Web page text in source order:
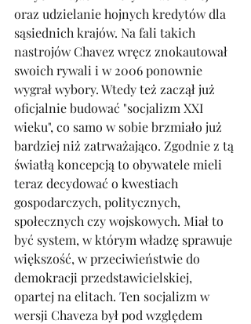
oraz udzielanie hojnych kredytów dla
sąsiednich krajów. Na fali takich
nastrojów Chavez wręcz znokautował
swoich rywali i w 2006 ponownie
wygrał wybory. Wtedy też zaczął już
oficjalnie budować "socjalizm XXI
wieku", co samo w sobie brzmiało już
bardziej niż zatrważająco. Zgodnie z tą
światłą koncepcją to obywatele mieli
teraz decydować o kwestiach
gospodarczych, politycznych,
społecznych czy wojskowych. Miał to
być system, w którym władzę sprawuje
większość, w przeciwieństwie do
demokracji przedstawicielskiej,
opartej na elitach. Ten socjalizm w
wersji Chaveza był pod względem